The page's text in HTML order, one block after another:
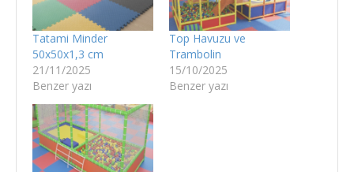
Tatami Minder
50x50x1,3 cm
21/11/2025
Benzer yazı
Top Havuzu ve
Trambolin
15/10/2025
Benzer yazı